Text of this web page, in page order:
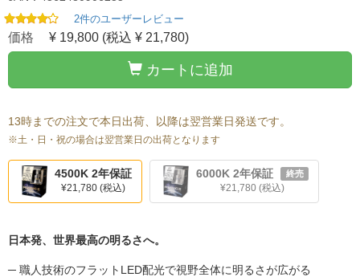
2件のユーザーレビュー
価格 ¥ 19,800 (税込 ¥ 21,780)
カートに追加
13時までの注文で本日出荷、以降は翌営業日発送です。
※土・日・祝の場合は翌営業日の出荷となります
4500K 2年保証
¥21,780 (税込)
6000K 2年保証 終売
¥21,780 (税込)
日本発、世界最高の明るさへ。
─ 職人技術のフラットLED配光で視野全体に明るさが広がる